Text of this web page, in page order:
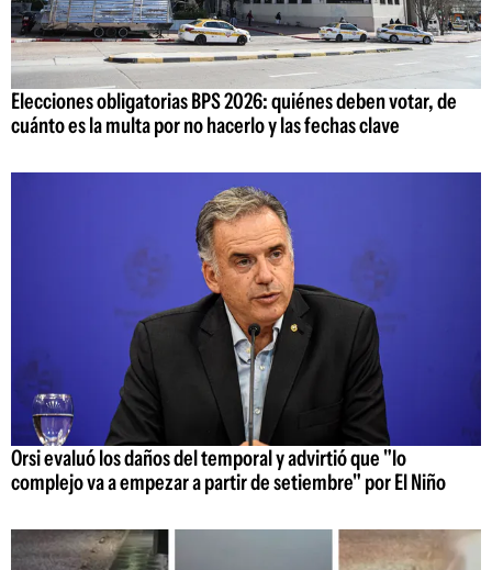
Elecciones obligatorias BPS 2026: quiénes deben votar, de
cuánto es la multa por no hacerlo y las fechas clave
Orsi evaluó los daños del temporal y advirtió que "lo
complejo va a empezar a partir de setiembre" por El Niño